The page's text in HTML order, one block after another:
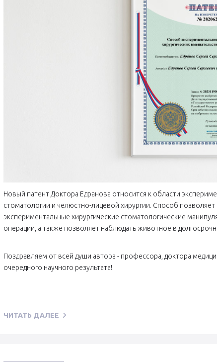
Новый патент Доктора Едранова относится к области
стоматологии и челюстно-лицевой хирургии. Способ
экспериментальные хирургические стоматологические
операции, а также позволяет наблюдать животное в
Поздравляем от всей души автора - профессора, доктора
очередного научного результата!
ЧИТАТЬ ДАЛЕЕ